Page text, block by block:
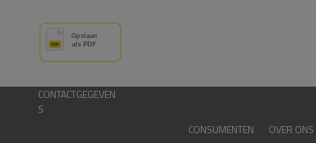
CONTACTGEGEVEN
S
CONSUMENTEN OVER ONS